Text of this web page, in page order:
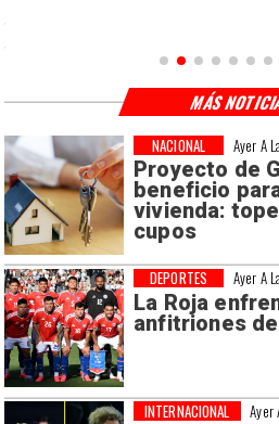
Ayer A
Proyecto de
beneficio
vivienda: tope
cupos
NACIONAL
Ayer A
La Roja
anfitriones
DEPORTES
Ayer
INTERNACIONAL
MÁS